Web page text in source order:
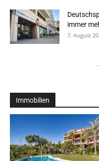
immer
7. August
Immobilien